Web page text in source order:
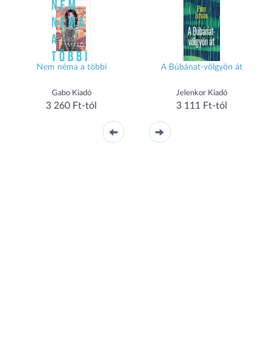
Nem néma a többi
Gabo Kiadó
3 260 Ft-tól
A Búbánat-völgyön át
Jelenkor Kiadó
3 111 Ft-tól